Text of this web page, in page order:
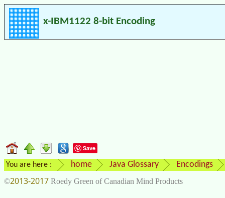
x-IBM1122 8-bit Encoding
Save
You are here : home Java Glossary Encodings
©2013-2017 Roedy Green of Canadian Mind Products